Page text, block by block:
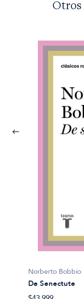
Norberto Bobbio
De Senectute